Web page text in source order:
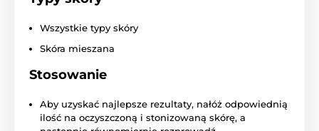
Wszystkie typy skóry
Skóra mieszana
Stosowanie
Aby uzyskać najlepsze rezultaty, nałóż odpowiednią
ilość na oczyszczoną i stonizowaną skórę, a